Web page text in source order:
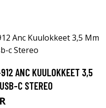
ANC KUULOKKEET 3,5
C STEREO